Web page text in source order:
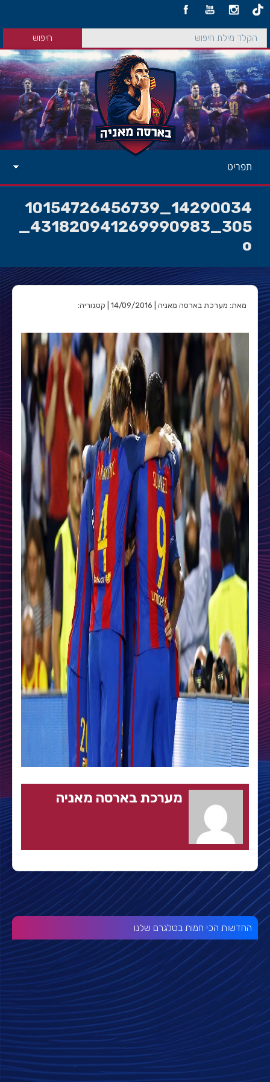
תפריט
14290034_10154726456739
305_431820941269990983_
o
מאת: מערכת בארסה מאניה | 14/09/2016 | קטגוריה:
מערכת בארסה מאניה
החדשות הכי חמות בטלגרם שלנו